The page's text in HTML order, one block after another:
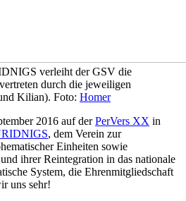
verleiht der GSV die
durch die jeweiligen
Kilian). Foto: Homer
2016 auf derPerVers XX in
, dem Verein zur
Einheiten sowie
ihrer Reintegration in das nationale
System, die Ehrenmitgliedschaft
uns sehr!